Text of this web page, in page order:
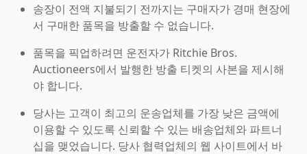
송장이 전액 지불되기 전까지는 구매자가 경매 현장에
서 구매한 품목을 방출할 수 없습니다.
품목을 픽업하려면 운전자가 Ritchie Bros.
Auctioneers에서 발행한 방출 티켓의 사본을 제시해
야 합니다.
당사는 고객이 최고의 운송업체를 가장 낮은 금액에
이용할 수 있도록 신뢰할 수 있는 배송업체와 파트너
십을 맺었습니다. 당사 협력업체의 웹 사이트에서 바